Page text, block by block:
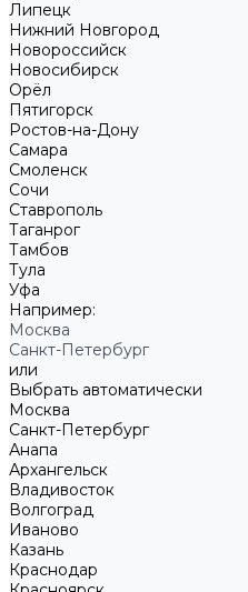
Липецк
Нижний Новгород
Новороссийск
Новосибирск
Орёл
Пятигорск
Ростов-на-Дону
Самара
Смоленск
Сочи
Ставрополь
Таганрог
Тамбов
Тула
Уфа
Например:
Москва
Санкт-Петербург
или
Выбрать автоматически
Москва
Санкт-Петербург
Анапа
Архангельск
Владивосток
Волгоград
Иваново
Казань
Краснодар